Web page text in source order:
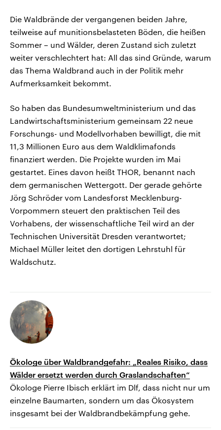
Die Waldbrände der vergangenen beiden Jahre,
teilweise auf munitionsbelasteten Böden, die heißen
Sommer – und Wälder, deren Zustand sich zuletzt
weiter verschlechtert hat: All das sind Gründe, warum
das Thema Waldbrand auch in der Politik mehr
Aufmerksamkeit bekommt.
So haben das Bundesumweltministerium und das
Landwirtschaftsministerium gemeinsam 22 neue
Forschungs- und Modellvorhaben bewilligt, die mit
11,3 Millionen Euro aus dem Waldklimafonds
finanziert werden. Die Projekte wurden im Mai
gestartet. Eines davon heißt THOR, benannt nach
dem germanischen Wettergott. Der gerade gehörte
Jörg Schröder vom Landesforst Mecklenburg-
Vorpommern steuert den praktischen Teil des
Vorhabens, der wissenschaftliche Teil wird an der
Technischen Universität Dresden verantwortet;
Michael Müller leitet den dortigen Lehrstuhl für
Waldschutz.
Ökologe über Waldbrandgefahr: „Reales Risiko, dass
Wälder ersetzt werden durch Graslandschaften“
Ökologe Pierre Ibisch erklärt im Dlf, dass nicht nur um
einzelne Baumarten, sondern um das Ökosystem
insgesamt bei der Waldbrandbekämpfung gehe.